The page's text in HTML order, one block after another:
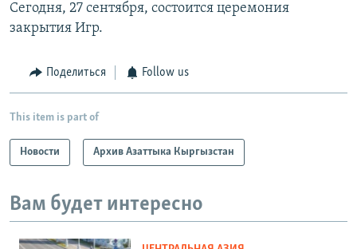
Сегодня, 27 сентября, состоится церемония
закрытия Игр.
Поделиться Follow us
This item is part of
Новости Архив Азаттыка Кыргызстан
Вам будет интересно